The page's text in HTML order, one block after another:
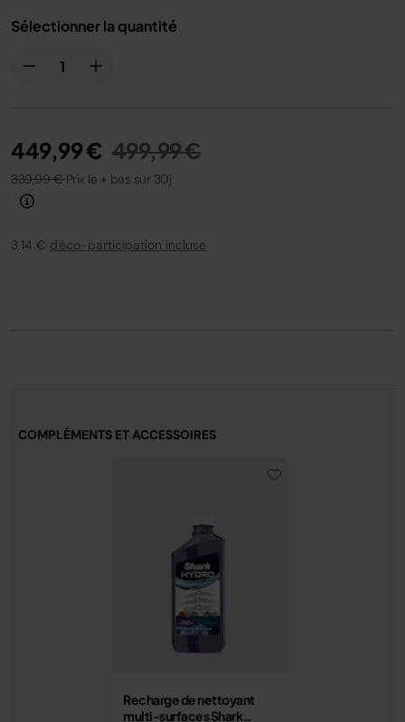
Sélectionner la quantité
449,99 € Prix réduit de
499,99 €au
339,99 €Prix le + bas sur 30j
3,14 € d'éco-participation incluse
COMPLÉMENTS ET ACCESSOIRES
Recharge de nettoyant
multi-surfaces Shark